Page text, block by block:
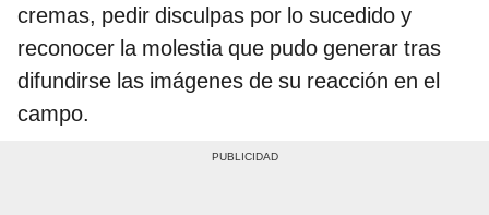
cremas, pedir disculpas por lo sucedido y
reconocer la molestia que pudo generar tras
difundirse las imágenes de su reacción en el
campo.